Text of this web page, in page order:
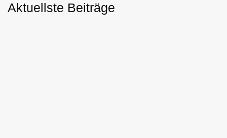
Aktuellste Beiträge